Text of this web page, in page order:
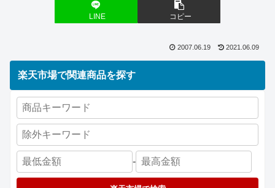
LINE コピー
2007.06.19 2021.06.09
楽天市場で関連商品を探す
-